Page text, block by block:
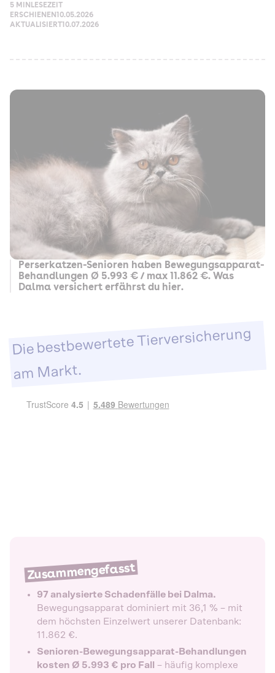
5 MIN LESEZEIT
ERSCHIENEN10.05.2026
AKTUALISIERT10.07.2026
Perserkatzen-Senioren haben Bewegungsapparat-
Behandlungen Ø 5.993 € / max 11.862 €. Was
Dalma versichert erfährst du hier.
Die bestbewertete Tierversicherung
am Markt.
Zusammengefasst
97 analysierte Schadenfälle bei Dalma.
Bewegungsapparat dominiert mit 36,1 % – mit
dem höchsten Einzelwert unserer Datenbank:
11.862 €.
Senioren-Bewegungsapparat-Behandlungen
kosten Ø 5.993 € pro Fall
– häufig komplexe